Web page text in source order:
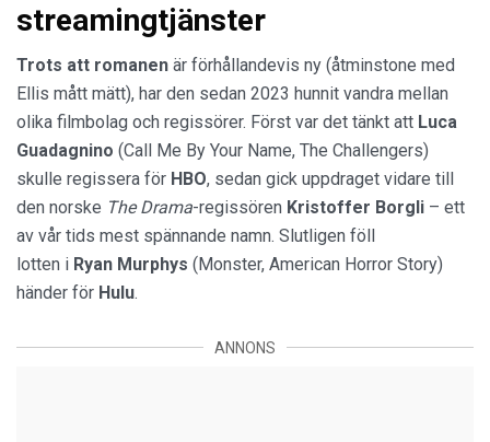
streamingtjänster
Trots att romanen är förhållandevis ny (åtminstone med
Ellis mått mätt), har den sedan 2023 hunnit vandra mellan
olika filmbolag och regissörer. Först var det tänkt att Luca
Guadagnino (Call Me By Your Name, The Challengers)
skulle regissera för HBO, sedan gick uppdraget vidare till
den norske The Drama-regissören Kristoffer Borgli – ett
av vår tids mest spännande namn. Slutligen föll
lotten i Ryan Murphys (Monster, American Horror Story)
händer för Hulu.
ANNONS